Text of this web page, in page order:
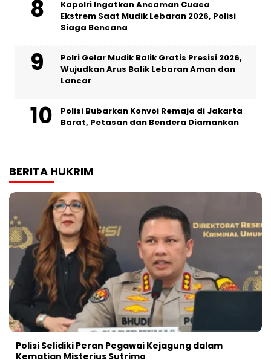
Kapolri Ingatkan Ancaman Cuaca
Ekstrem Saat Mudik Lebaran 2026, Polisi
Siaga Bencana
Polri Gelar Mudik Balik Gratis Presisi 2026,
Wujudkan Arus Balik Lebaran Aman dan
Lancar
Polisi Bubarkan Konvoi Remaja di Jakarta
Barat, Petasan dan Bendera Diamankan
BERITA HUKRIM
Polisi Selidiki Peran Pegawai Kejagung dalam
Kematian Misterius Sutrimo